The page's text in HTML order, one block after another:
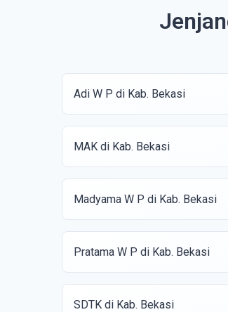
Adi W P di Kab. Bekasi
MAK di Kab. Bekasi
Madyama W P di Kab. Bekasi
Pratama W P di Kab. Bekasi
SDTK di Kab. Bekasi